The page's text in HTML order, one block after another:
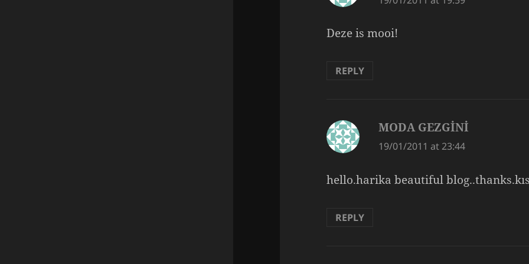
Deze is mooi!
REPLY
MODA GEZGİNİ
19/01/2011 at 23:44
hello.harika beautiful
REPLY